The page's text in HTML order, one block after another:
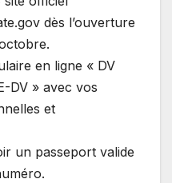
dès l’ouverture
en ligne « DV
DV » avec vos
et
un passeport valide